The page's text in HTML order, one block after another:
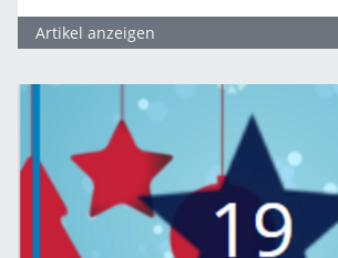
Artikel anzeigen